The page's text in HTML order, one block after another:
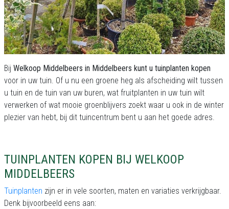
Bij Welkoop Middelbeers in Middelbeers kunt u tuinplanten kopen
voor in uw tuin. Of u nu een groene heg als afscheiding wilt tussen
u tuin en de tuin van uw buren, wat fruitplanten in uw tuin wilt
verwerken of wat mooie groenblijvers zoekt waar u ook in de winter
plezier van hebt, bij dit tuincentrum bent u aan het goede adres.
TUINPLANTEN KOPEN BIJ WELKOOP
MIDDELBEERS
Tuinplanten zijn er in vele soorten, maten en variaties verkrijgbaar.
Denk bijvoorbeeld eens aan: